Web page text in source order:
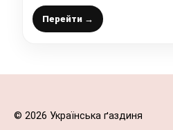
перевірений рецепт від
господині
Перейти →
© 2026 Українська ґаздиня